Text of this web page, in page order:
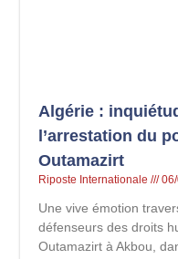
Algérie :
l’arrestation du
Outamazirt
Riposte Internationale
Une vive émotion
défenseurs des droits
Outamazirt à Akbou,